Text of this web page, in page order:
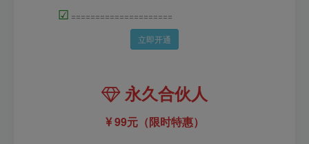
☑ =====================
立即开通
永久合伙人
99元（限时特惠）